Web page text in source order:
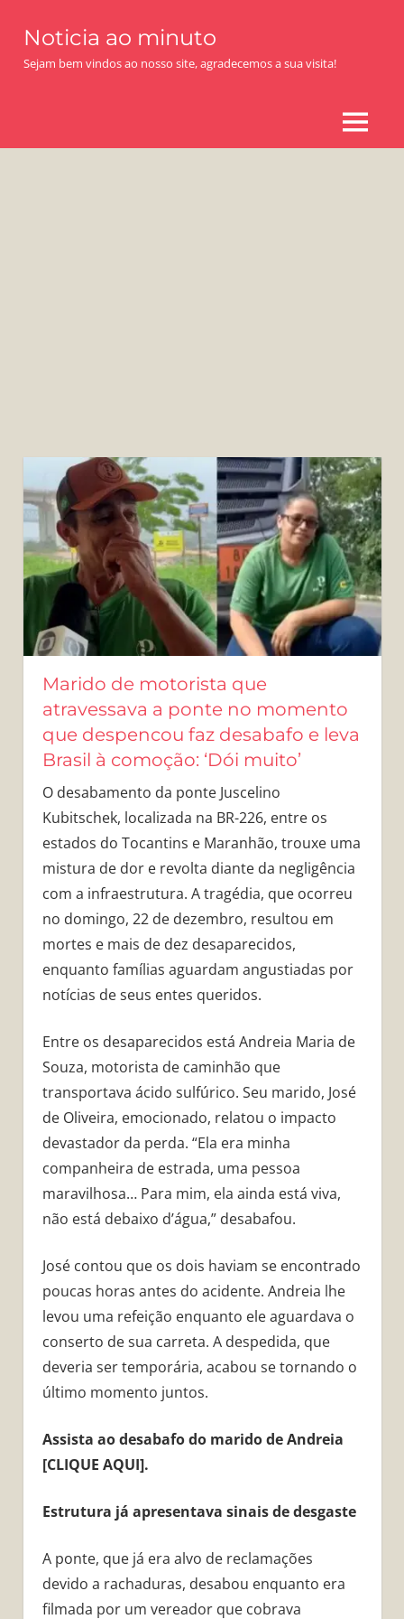
content
Noticia ao minuto
Sejam bem vindos ao nosso site, agradecemos a sua visita!
MENU
Marido de motorista que
atravessava a ponte no momento
que despencou faz desabafo e leva
Brasil à comoção: ‘Dói muito’
O desabamento da ponte Juscelino
Kubitschek, localizada na BR-226, entre os
estados do Tocantins e Maranhão, trouxe uma
mistura de dor e revolta diante da negligência
com a infraestrutura. A tragédia, que ocorreu
no domingo, 22 de dezembro, resultou em
mortes e mais de dez desaparecidos,
enquanto famílias aguardam angustiadas por
notícias de seus entes queridos.
Entre os desaparecidos está Andreia Maria de
Souza, motorista de caminhão que
transportava ácido sulfúrico. Seu marido, José
de Oliveira, emocionado, relatou o impacto
devastador da perda. “Ela era minha
companheira de estrada, uma pessoa
maravilhosa… Para mim, ela ainda está viva,
não está debaixo d’água,” desabafou.
José contou que os dois haviam se encontrado
poucas horas antes do acidente. Andreia lhe
levou uma refeição enquanto ele aguardava o
conserto de sua carreta. A despedida, que
deveria ser temporária, acabou se tornando o
último momento juntos.
Assista ao desabafo do marido de Andreia
[CLIQUE AQUI].
Estrutura já apresentava sinais de desgaste
A ponte, que já era alvo de reclamações
devido a rachaduras, desabou enquanto era
filmada por um vereador que cobrava